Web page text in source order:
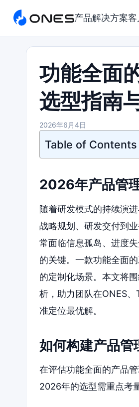
产品解决方案客
功能全面
选型指南
2026年6月4日
Table of Contents
2026年产品管
随着研发模式的持续演
战略规划、研发交付到
常面临信息孤岛、进度
的关键。一款功能全面
的定制化场景。本文将
析，助力团队在ONES
准定位最优解。
如何构建产品管
在评估功能全面的产品
2026年的选型需重点考